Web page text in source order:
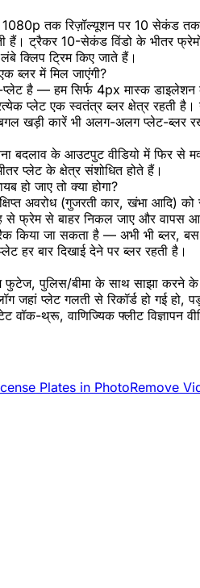
1080p तक रिज़ॉल्यूशन पर 10 सेकंड
हैं। ट्रैकर 10-सेकंड विंडो के भीतर
क्लिप ट्रिम किए जाते हैं।
ब्लर में मिल जाएंगी?
प्लेट है — हम सिर्फ 4px मास्क डाइलेशन
प्लेट एक स्वतंत्र ब्लर क्षेत्र रहती
खड़ी कारें भी अलग-अलग प्लेट-ब्लर
बदलाव के आउटपुट वीडियो में फिर से
प्लेट के क्षेत्र संशोधित होते हैं।
हो जाए तो क्या होगा?
अवरोध (गुजरती कार, खंभा आदि) को
से फ्रेम से बाहर निकल जाए और वापस आ
किया जा सकता है — अभी भी ब्लर,
हर बार दिखाई देने पर ब्लर रहती है।
पुलिस/बीमा के साथ साझा करने के
जहां प्लेट गलती से रिकॉर्ड हो गई हो,
वॉक-थ्रू, वाणिज्यिक फ्लीट विज्ञापन
Plates in PhotoRemove